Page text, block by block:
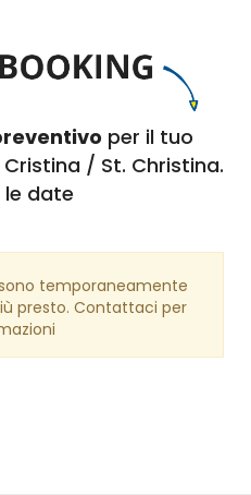
per il tuo
/ St. Christina.
le date
temporaneamente
presto. Contattaci per